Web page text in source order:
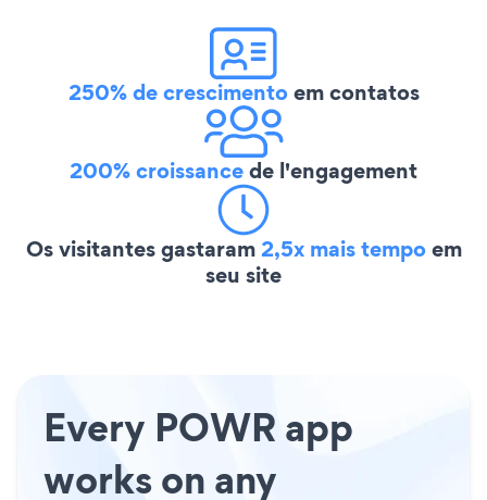
250% de crescimentoem contatos
200% croissancede l'engagement
Os visitantes gastaram2,5x mais tempoem
seu site
Every POWR app
works on any